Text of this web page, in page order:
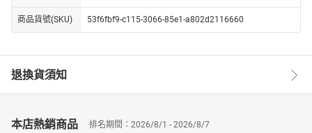
保羅的道歉
保羅的道歉 (生字)
藍馬林魚節
商品貨號(SKU) 53f6fbf9-c115-3066-85e1-a802d2116660
退換貨須知
本店熱銷商品 排名期間：2026/8/1 - 2026/8/7